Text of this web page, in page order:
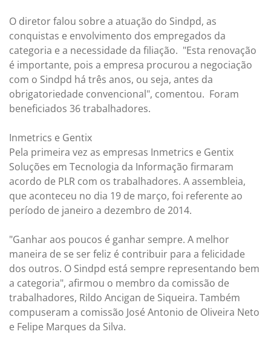
O diretor falou sobre a atuação do Sindpd, as
conquistas e envolvimento dos empregados da
categoria e a necessidade da filiação. "Esta renovação
é importante, pois a empresa procurou a negociação
com o Sindpd há três anos, ou seja, antes da
obrigatoriedade convencional", comentou. Foram
beneficiados 36 trabalhadores.
Inmetrics e Gentix
Pela primeira vez as empresas Inmetrics e Gentix
Soluções em Tecnologia da Informação firmaram
acordo de PLR com os trabalhadores. A assembleia,
que aconteceu no dia 19 de março, foi referente ao
período de janeiro a dezembro de 2014.
"Ganhar aos poucos é ganhar sempre. A melhor
maneira de se ser feliz é contribuir para a felicidade
dos outros. O Sindpd está sempre representando bem
a categoria", afirmou o membro da comissão de
trabalhadores, Rildo Ancigan de Siqueira. Também
compuseram a comissão José Antonio de Oliveira Neto
e Felipe Marques da Silva.